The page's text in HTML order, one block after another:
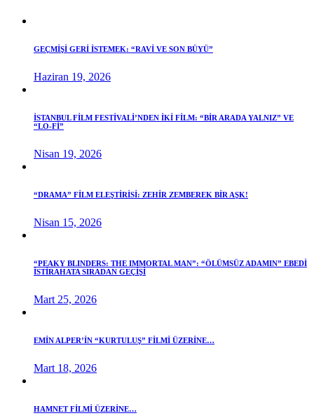
GEÇMİŞİ GERİ İSTEMEK: “RAVİ VE SON BÜYÜ”
Haziran 19, 2026
İSTANBUL FİLM FESTİVALİ’NDEN İKİ FİLM: “BİR ARADA YALNIZ” VE
“LO-Fİ”
Nisan 19, 2026
“DRAMA” FİLM ELEŞTİRİSİ: ZEHİR ZEMBEREK BİR AŞK!
Nisan 15, 2026
“PEAKY BLINDERS: THE IMMORTAL MAN”: “ÖLÜMSÜZ ADAMIN” EBEDİ
İSTİRAHATA SIRADAN GEÇİŞİ
Mart 25, 2026
EMİN ALPER’İN “KURTULUŞ” FİLMİ ÜZERİNE…
Mart 18, 2026
HAMNET FİLMİ ÜZERİNE…